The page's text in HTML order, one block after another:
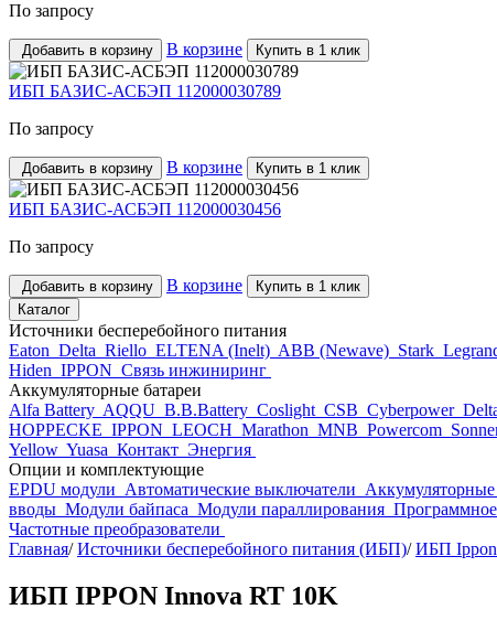
По запросу
Добавить в корзину В корзине Купить в 1 клик
ИБП БАЗИС-АСБЭП 112000030789
По запросу
Добавить в корзину В корзине Купить в 1 клик
ИБП БАЗИС-АСБЭП 112000030456
По запросу
Добавить в корзину В корзине
Купить в 1 клик
Каталог
Источники бесперебойного питания
Eaton Delta Riello ELTENA (Inelt) ABB (Newave) Stark
Hiden IPPON Связь инжиниринг
Аккумуляторные батареи
Alfa Battery AQQU B.B.Battery Coslight CSB Cyberpower
HOPPECKE IPPON LEOCH Marathon MNB Powercom
Yellow Yuasa Контакт Энергия
Опции и комплектующие
EPDU модули Автоматические выключатели Аккумуляторные
вводы Модули байпаса Модули параллирования
Частотные преобразователи
Главная/ Источники бесперебойного питания (ИБП)/ ИБП Ippon
ИБП IPPON Innova RT 10K